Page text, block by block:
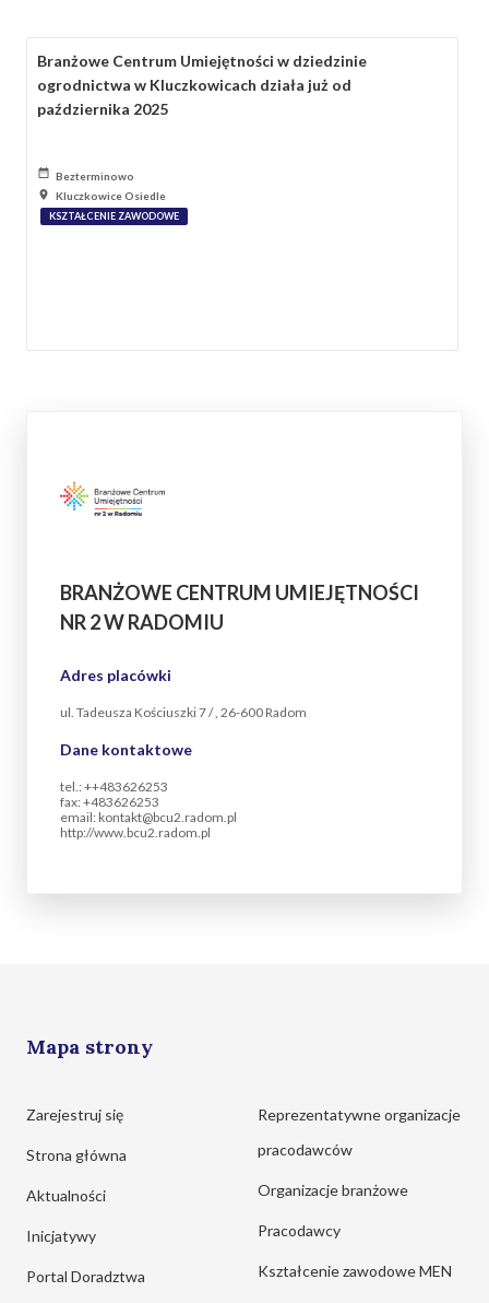
Branżowe Centrum Umiejętności w dziedzinie
ogrodnictwa w Kluczkowicach działa już od
października 2025
Bezterminowo
Kluczkowice Osiedle
KSZTAŁCENIE ZAWODOWE
BRANŻOWE CENTRUM UMIEJĘTNOŚCI
NR 2 W RADOMIU
Adres placówki
ul. Tadeusza Kościuszki 7 / , 26-600 Radom
Dane kontaktowe
tel.: ++483626253
fax: +483626253
email: kontakt@bcu2.radom.pl
http://www.bcu2.radom.pl
Mapa strony
Zarejestruj się
Strona główna
Aktualności
Inicjatywy
Portal Doradztwa
Reprezentatywne organizacje
pracodawców
Organizacje branżowe
Pracodawcy
Kształcenie zawodowe MEN